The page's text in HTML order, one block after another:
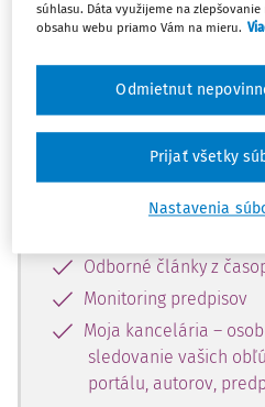
dostupný
Odomknite si
obsahu a získajte
zdarma, stačí sa
Vďaka registrácii
vybranému
Odborné články z
Monitoring predpisov
Moja kancelária –
sledovanie vašich
portálu, autorov,
súhlasu. Dáta využijeme na
obsahu webu priamo Vám na mieru.
Nastavenia
Odmietnut
Prijať všetky